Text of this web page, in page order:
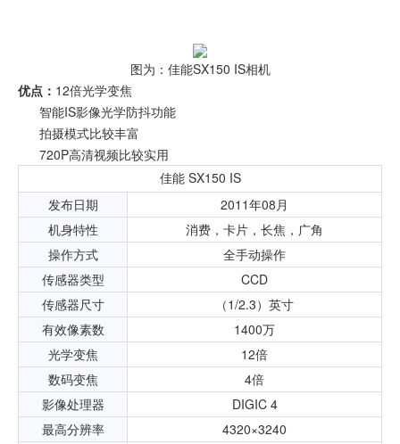
图为：佳能SX150 IS相机
优点： 12倍光学变焦
智能IS影像光学防抖功能
拍摄模式比较丰富
720P高清视频比较实用
佳能 SX150 IS
发布日期
2011年08月
机身特性
消费，卡片，长焦，广角
操作方式
全手动操作
传感器类型
CCD
传感器尺寸
（1/2.3）英寸
有效像素数
1400万
光学变焦
12倍
数码变焦
4倍
影像处理器
DIGIC 4
最高分辨率
4320×3240